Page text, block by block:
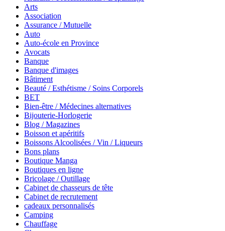
Arts
Association
Assurance / Mutuelle
Auto
Auto-école en Province
Avocats
Banque
Banque d'images
Bâtiment
Beauté / Esthétisme / Soins Corporels
BET
Bien-être / Médecines alternatives
Bijouterie-Horlogerie
Blog / Magazines
Boisson et apéritifs
Boissons Alcoolisées / Vin / Liqueurs
Bons plans
Boutique Manga
Boutiques en ligne
Bricolage / Outillage
Cabinet de chasseurs de tête
Cabinet de recrutement
cadeaux personnalisés
Camping
Chauffage